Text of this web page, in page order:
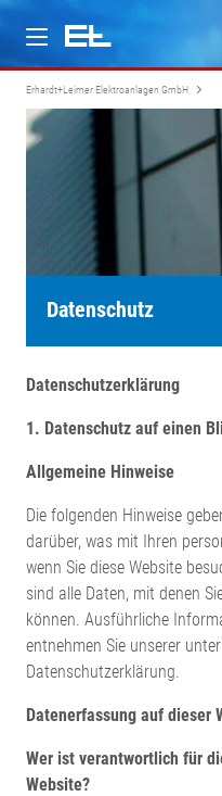
Über uns
Dienstleistungen
Service
Zertifikate
Kontakt
Erhardt+Leimer Elektroanlagen GmbH
Datenschutz
Datenschutz­erklärung
1. Datenschutz auf einen
Allgemeine Hinweise
Die folgenden Hinweise
darüber, was mit Ihren
wenn Sie diese Website
sind alle Daten, mit denen
können. Ausführliche
entnehmen Sie unserer
Datenschutzerklärung.
Datenerfassung auf dieser
Wer ist verantwortlich für
Website?